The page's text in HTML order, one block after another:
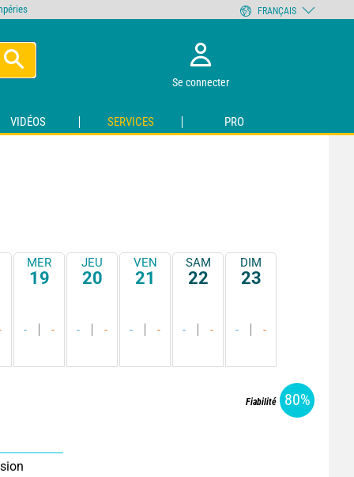
Se connecter
VIDÉOS SERVICES PRO
MER
19
- -
JEU
20
- -
VEN
21
- -
SAM
22
- -
DIM
23
- -
Fiabilité 80%
FRANÇAIS